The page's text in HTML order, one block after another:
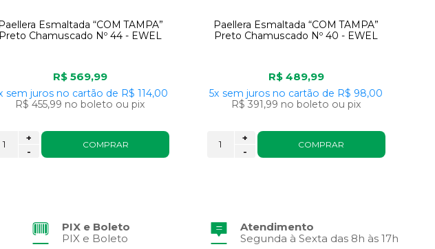
Paellera Esmaltada “COM TAMPA”
Preto Chamuscado Nº 44 - EWEL
R$ 569,99
sem juros no cartão de R$ 114,00
R$ 455,99 no boleto ou pix
-
+
COMPRAR
Paellera Esmaltada “COM TAMPA”
Preto Chamuscado Nº 40 - EWEL
R$ 489,99
5x sem juros no cartão de R$ 98,00
R$ 391,99 no boleto ou pix
-
+
COMPRAR
PIX e Boleto
PIX e Boleto
Atendimento
Segunda à Sexta das 8h às 17h